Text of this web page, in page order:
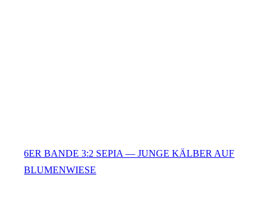
6ER BANDE 3:2 SEPIA — JUNGE KÄLBER AUF
BLUMENWIESE